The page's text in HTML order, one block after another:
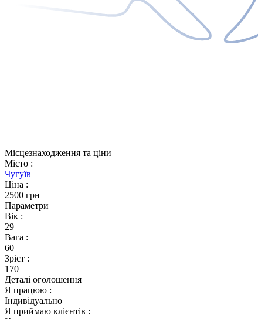
Місцезнаходження та ціни
Місто :
Чугуїв
Ціна :
2500 грн
Параметри
Вік :
29
Вага :
60
Зріст :
170
Деталі оголошення
Я працюю :
Індивідуально
Я приймаю клієнтів :